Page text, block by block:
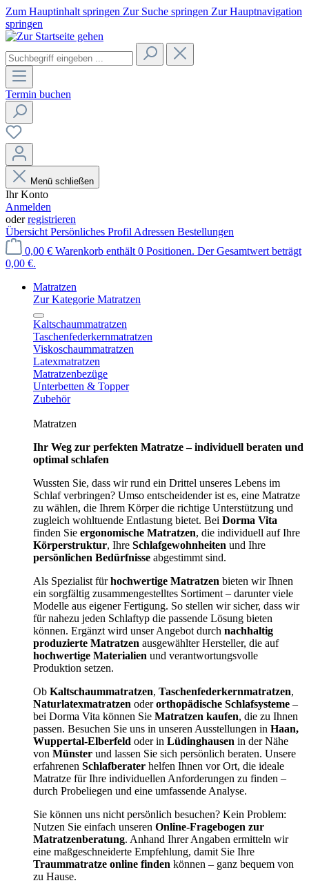
Zum Hauptinhalt springen Zur Suche springen Zur Hauptnavigation
springen
Termin buchen
Menü schließen
Ihr Konto
Anmelden
oderregistrieren
Übersicht Persönliches Profil Adressen Bestellungen
0,00 € Warenkorb enthält 0 Positionen. Der Gesamtwert beträgt
0,00 €.
Matratzen
Zur Kategorie Matratzen
Kaltschaummatratzen
Taschenfederkernmatratzen
Viskoschaummatratzen
Latexmatratzen
Matratzenbezüge
Unterbetten & Topper
Zubehör
Matratzen
Ihr Weg zur perfekten Matratze – individuell beraten und
optimal schlafen
Wussten Sie, dass wir rund ein Drittel unseres Lebens im
Schlaf verbringen? Umso entscheidender ist es, eine Matratze
zu wählen, die Ihrem Körper die richtige Unterstützung und
zugleich wohltuende Entlastung bietet. Bei Dorma Vita
finden Sie ergonomische Matratzen, die individuell auf Ihre
Körperstruktur, Ihre Schlafgewohnheiten und Ihre
persönlichen Bedürfnisse abgestimmt sind.
Als Spezialist fürhochwertige Matratzen bieten wir Ihnen
ein sorgfältig zusammengestelltes Sortiment – darunter viele
Modelle aus eigener Fertigung. So stellen wir sicher, dass wir
für nahezu jeden Schlaftyp die passende Lösung bieten
können. Ergänzt wird unser Angebot durch nachhaltig
produzierte Matratzen ausgewählter Hersteller, die auf
hochwertige Materialien und verantwortungsvolle
Produktion setzen.
Ob Kaltschaummatratzen, Taschenfederkernmatratzen,
Naturlatexmatratzen oderorthopädische Schlafsysteme –
bei Dorma Vita können Sie Matratzen kaufen, die zu Ihnen
passen. Besuchen Sie uns in unseren Ausstellungen in Haan,
Wuppertal-Elberfeld oder in Lüdinghausen in der Nähe
von Münster und lassen Sie sich persönlich beraten. Unsere
erfahrenen Schlafberater helfen Ihnen vor Ort, die ideale
Matratze für Ihre individuellen Anforderungen zu finden –
durch Probeliegen und eine umfassende Analyse.
Sie können uns nicht persönlich besuchen? Kein Problem:
Nutzen Sie einfach unseren Online-Fragebogen zur
Matratzenberatung. Anhand Ihrer Angaben ermitteln wir
eine maßgeschneiderte Empfehlung, damit Sie Ihre
Traummatratze online finden können – ganz bequem von
zu Hause.